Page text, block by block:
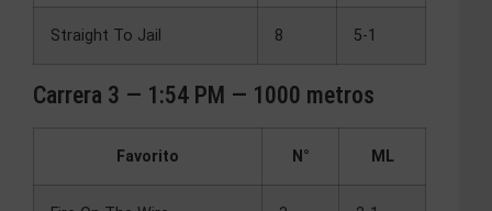
Straight To Jail 8 5-1
Carrera 3 — 1:54 PM — 1000 metros
Favorito N° ML